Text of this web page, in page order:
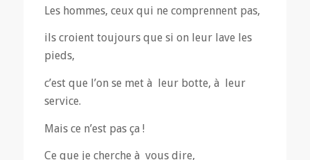
Les hommes, ceux qui ne comprennent pas,
ils croient toujours que si on leur lave les
pieds,
c’est que l’on se met à leur botte, à leur
service.
Mais ce n’est pas ça !
Ce que je cherche à vous dire,